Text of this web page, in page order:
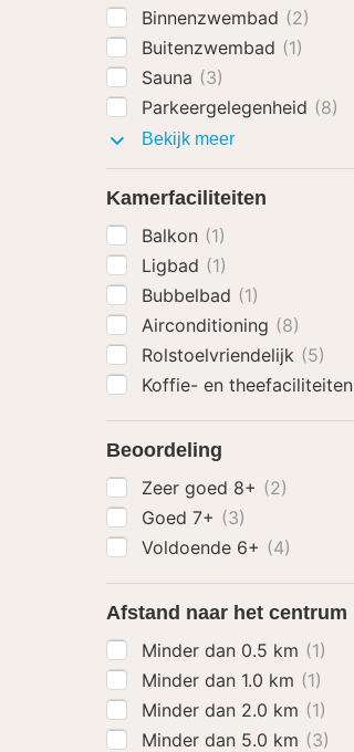
Binnenzwembad (2)
Buitenzwembad (1)
Sauna (3)
Parkeergelegenheid (8)
Bekijk meerFaciliteiten
Kamerfaciliteiten
Balkon (1)
Ligbad (1)
Bubbelbad (1)
Airconditioning (8)
Rolstoelvriendelijk (5)
Koffie- en theefaciliteiten
Beoordeling
Zeer goed 8+ (2)
Goed 7+ (3)
Voldoende 6+ (4)
Afstand naar het centrum
Minder dan 0.5 km (1)
Minder dan 1.0 km (1)
Minder dan 2.0 km (1)
Minder dan 5.0 km (3)